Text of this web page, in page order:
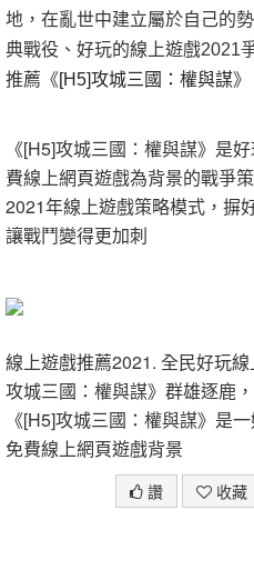
地，在亂世中建立屬於自己的
典戰役、好玩的線上遊戲2021
推薦 《[H5]攻城三國：權與謀》
《[H5]攻城三國：權與謀》是
費線上網頁遊戲為背景的戰爭
2021年線上遊戲策略模式，摒
讓戰鬥變得更加刺
線上遊戲推薦2021. 全民好玩
攻城三國：權與謀》群雄逐鹿
《[H5]攻城三國：權與謀》是
免費線上網頁遊戲背景
讚 收藏